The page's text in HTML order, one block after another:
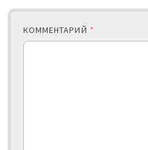
КОММЕНТАРИЙ *